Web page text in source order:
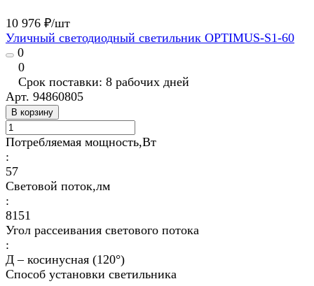
10 976 ₽/шт
Уличный светодиодный светильник OPTIMUS-S1-60
0
0
Срок поставки: 8 рабочих дней
Арт. 94860805
В корзину
Потребляемая мощность,Вт
:
57
Световой поток,лм
:
8151
Угол рассеивания светового потока
:
Д – косинусная (120°)
Способ установки светильника